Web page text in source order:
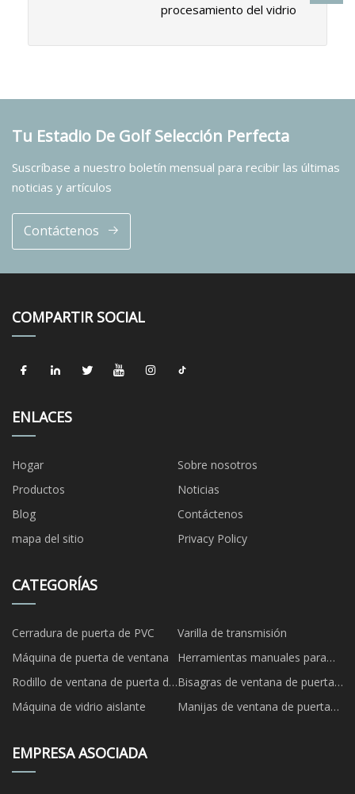
procesamiento del vidrio
Tu Estadio De Golf Selección Perfecta
Suscríbase a nuestro boletín mensual para recibir las últimas
noticias y artículos
Contáctenos
COMPARTIR SOCIAL
ENLACES
Hogar
Sobre nosotros
Productos
Noticias
Blog
Contáctenos
mapa del sitio
Privacy Policy
CATEGORÍAS
Cerradura de puerta de PVC
Varilla de transmisión
Máquina de puerta de ventana
Herramientas manuales para
puertas y ventanas
Rodillo de ventana de puerta de
UPVC
Bisagras de ventana de puerta
de UPVC
Máquina de vidrio aislante
Manijas de ventana de puerta
EMPRESA ASOCIADA